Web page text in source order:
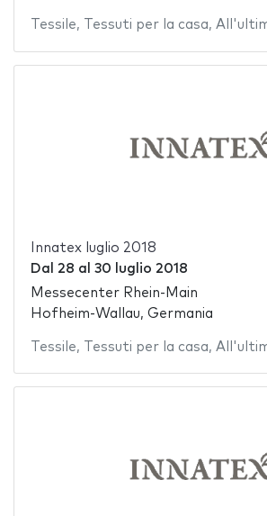
Tessile, Tessuti per la casa,
Innatex luglio 2018
Dal 28 al 30 luglio 2018
Messecenter Rhein-Main
Hofheim-Wallau, Germania
Tessile, Tessuti per la casa,